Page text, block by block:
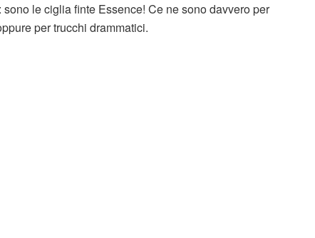
le ciglia finte Essence! Ce ne sono davvero per
per trucchi drammatici.